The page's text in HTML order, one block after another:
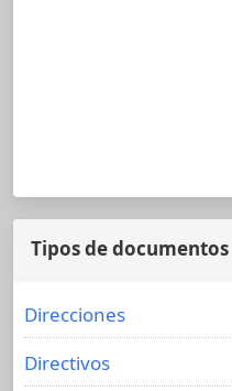
Tipos de documentos
Direcciones
Directivos